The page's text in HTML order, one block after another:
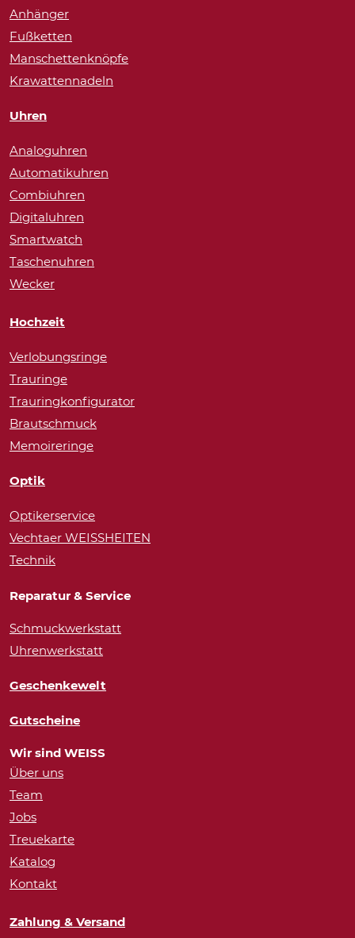
Anhänger
Fußketten
Manschettenknöpfe
Krawattennadeln
Uhren
Analoguhren
Automatikuhren
Combiuhren
Digitaluhren
Smartwatch
Taschenuhren
Wecker
Hochzeit
Verlobungsringe
Trauringe
Trauringkonfigurator
Brautschmuck
Memoireringe
Optik
Optikerservice
Vechtaer WEISSHEITEN
Technik
Reparatur & Service
Schmuckwerkstatt
Uhrenwerkstatt
Geschenkewelt
Gutscheine
Wir sind WEISS
Über uns
Team
Jobs
Treuekarte
Katalog
Kontakt
Zahlung & Versand